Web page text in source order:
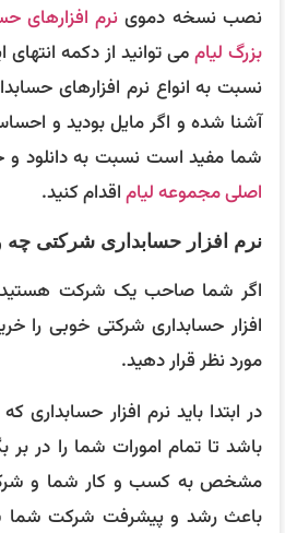
نصب نسخه دموینرم افزارهای
بزرگ لیاممی توانید از دکمه انتهای
نسبت به انواع نرم افزارهای
آشنا شده و اگر مایل بودید و
شما مفید است نسبت به دانلود و
اصلی مجموعه لیاماقدام کنید.
نرم افزار حسابداری شرکتی چه
اگر شما صاحب یک شرکت هستید
مورد نظر قرار دهید.
در ابتدا باید نرم افزار حسابداری
باشد تا تمام امورات شما را در بر
مشخص به کسب و کار شما و
باعث رشد و پیشرفت شرکت شما